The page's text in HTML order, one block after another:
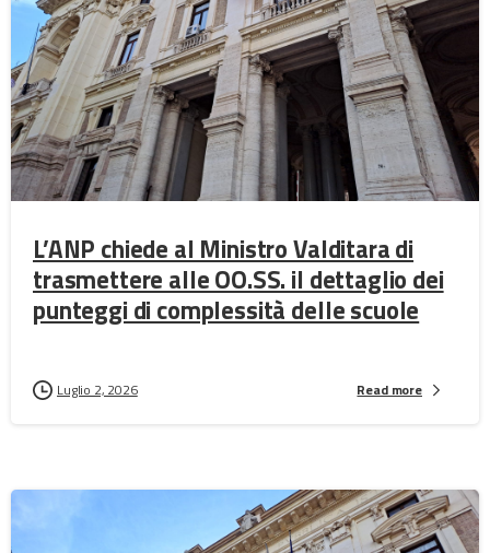
L’ANP chiede al Ministro Valditara di
trasmettere alle OO.SS. il dettaglio dei
punteggi di complessità delle scuole
Luglio 2, 2026 Read more